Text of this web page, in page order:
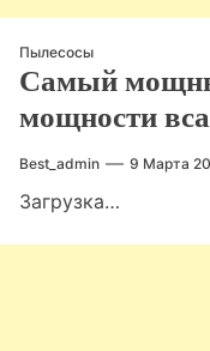
Пылесосы
Самый
мощности
Best_admin 9 Марта
Загрузка…